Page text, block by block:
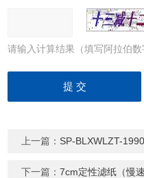
请输入计算结果（填写阿拉伯
上一篇： SP-BLXWLZT-
下一篇：7cm定性滤纸（慢